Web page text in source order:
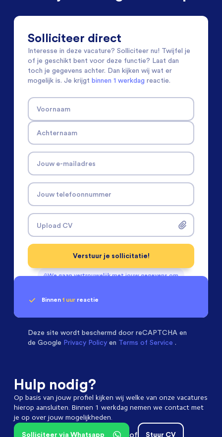
Solliciteer direct
Interesse in deze vacature? Solliciteer nu! Twijfel je
of je geschikt bent voor deze functie? Laat dan
toch je gegevens achter. Dan kijken wij wat er
mogelijk is. Je krijgt binnen 1 werkdag reactie.
Voornaam
Achternaam
Jouw e-mailadres
Jouw telefoonnummer
Upload CV
We gaan vertrouwelijk met jouw gegevens om
Verstuur je sollicitatie!
Binnen 1 uur reactie
Deze site wordt beschermd door reCAPTCHA en
de Google Privacy Policy en Terms of Service .
Hulp nodig?
Op basis van jouw profiel kijken wij welke van onze vacatures
hierop aansluiten. Binnen 1 werkdag nemen we contact met
je op over jouw mogelijkheden.
Stuur CV
of
Solliciteer via Whatsapp